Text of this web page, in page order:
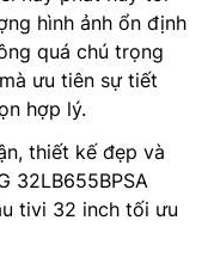
hình ảnh ổn định
quá chú trọng
ưu tiên sự tiết
hợp lý.
thiết kế đẹp và
32LB655BPSA
tivi 32 inch tối ưu